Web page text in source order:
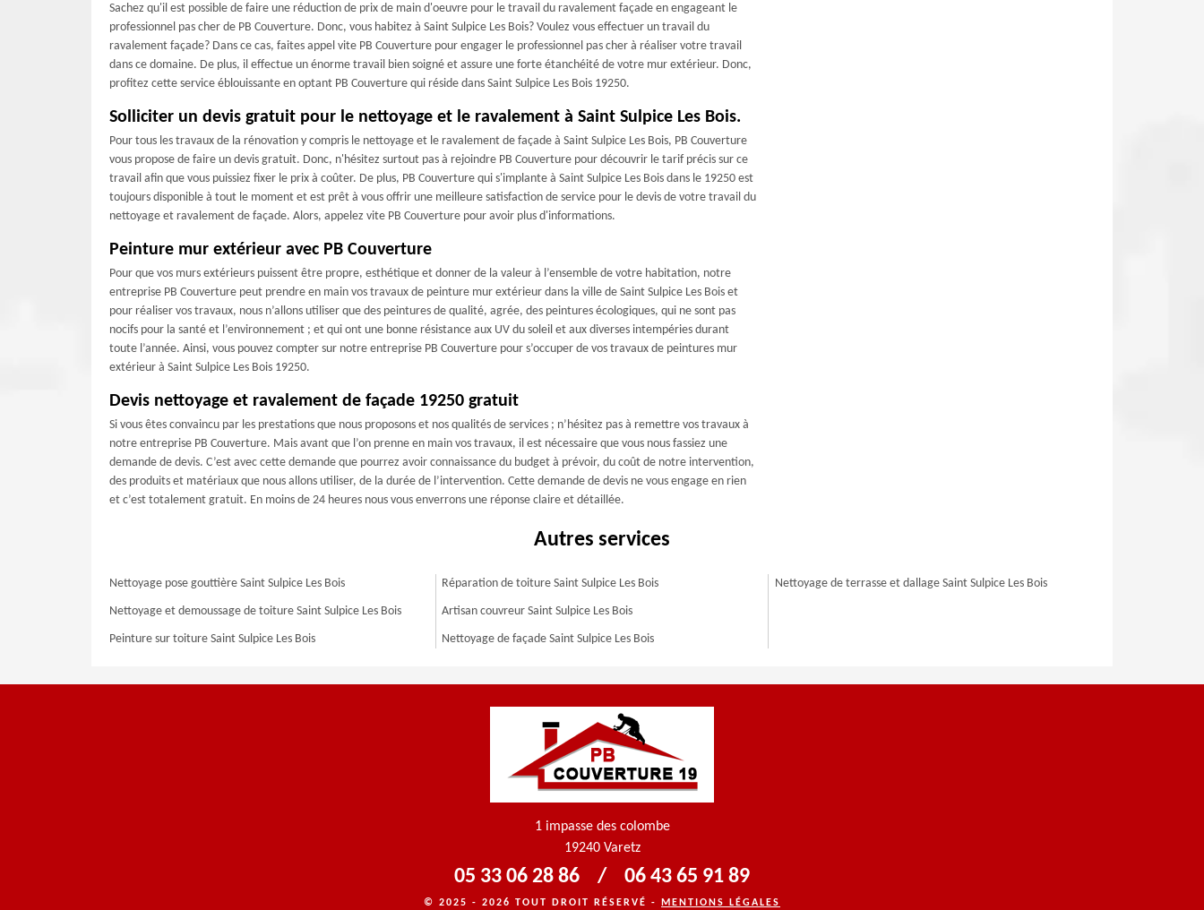
Sachez qu'il est possible de faire une réduction de prix de main d'oeuvre pour le travail du ravalement façade en engageant le
professionnel pas cher de PB Couverture. Donc, vous habitez à Saint Sulpice Les Bois? Voulez vous effectuer un travail du
ravalement façade? Dans ce cas, faites appel vite PB Couverture pour engager le professionnel pas cher à réaliser votre travail
dans ce domaine. De plus, il effectue un énorme travail bien soigné et assure une forte étanchéité de votre mur extérieur. Donc,
profitez cette service éblouissante en optant PB Couverture qui réside dans Saint Sulpice Les Bois 19250.
Solliciter un devis gratuit pour le nettoyage et le ravalement à Saint Sulpice Les Bois.
Pour tous les travaux de la rénovation y compris le nettoyage et le ravalement de façade à Saint Sulpice Les Bois, PB Couverture
vous propose de faire un devis gratuit. Donc, n'hésitez surtout pas à rejoindre PB Couverture pour découvrir le tarif précis sur ce
travail afin que vous puissiez fixer le prix à coûter. De plus, PB Couverture qui s'implante à Saint Sulpice Les Bois dans le 19250 est
toujours disponible à tout le moment et est prêt à vous offrir une meilleure satisfaction de service pour le devis de votre travail du
nettoyage et ravalement de façade. Alors, appelez vite PB Couverture pour avoir plus d'informations.
Peinture mur extérieur avec PB Couverture
Pour que vos murs extérieurs puissent être propre, esthétique et donner de la valeur à l’ensemble de votre habitation, notre
entreprise PB Couverture peut prendre en main vos travaux de peinture mur extérieur dans la ville de Saint Sulpice Les Bois et
pour réaliser vos travaux, nous n’allons utiliser que des peintures de qualité, agrée, des peintures écologiques, qui ne sont pas
nocifs pour la santé et l’environnement ; et qui ont une bonne résistance aux UV du soleil et aux diverses intempéries durant
toute l’année. Ainsi, vous pouvez compter sur notre entreprise PB Couverture pour s’occuper de vos travaux de peintures mur
extérieur à Saint Sulpice Les Bois 19250.
Devis nettoyage et ravalement de façade 19250 gratuit
Si vous êtes convaincu par les prestations que nous proposons et nos qualités de services ; n’hésitez pas à remettre vos travaux à
notre entreprise PB Couverture. Mais avant que l’on prenne en main vos travaux, il est nécessaire que vous nous fassiez une
demande de devis. C’est avec cette demande que pourrez avoir connaissance du budget à prévoir, du coût de notre intervention,
des produits et matériaux que nous allons utiliser, de la durée de l’intervention. Cette demande de devis ne vous engage en rien
et c’est totalement gratuit. En moins de 24 heures nous vous enverrons une réponse claire et détaillée.
Autres services
Nettoyage pose gouttière Saint Sulpice Les Bois
Nettoyage et demoussage de toiture Saint Sulpice Les Bois
Peinture sur toiture Saint Sulpice Les Bois
Réparation de toiture Saint Sulpice Les Bois
Artisan couvreur Saint Sulpice Les Bois
Nettoyage de façade Saint Sulpice Les Bois
Nettoyage de terrasse et dallage Saint Sulpice Les Bois
1 impasse des colombe
19240 Varetz
05 33 06 28 86 / 06 43 65 91 89
© 2025 - 2026 TOUT DROIT RÉSERVÉ - MENTIONS LÉGALES